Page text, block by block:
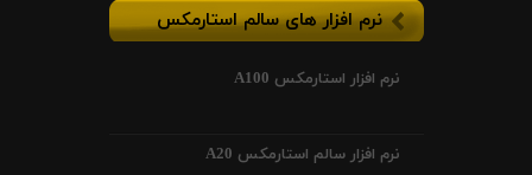
نرم افزار های سالم استارمکس
نرم افزار استارمکس A100
نرم افزار سالم استارمکس A20